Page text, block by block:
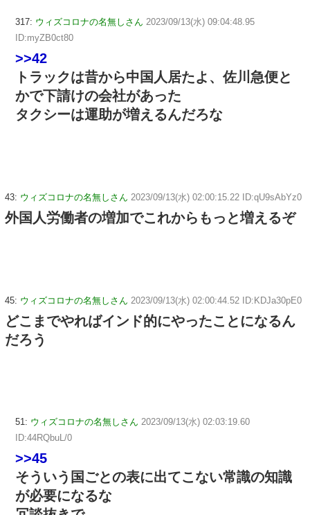
317: ウィズコロナの名無しさん 2023/09/13(水) 09:04:48.95
ID:myZB0ct80
>>42
トラックは昔から中国人居たよ、佐川急便と
かで下請けの会社があった
タクシーは運助が増えるんだろな
43: ウィズコロナの名無しさん 2023/09/13(水) 02:00:15.22 ID:qU9sAbYz0
外国人労働者の増加でこれからもっと増えるぞ
45: ウィズコロナの名無しさん 2023/09/13(水) 02:00:44.52 ID:KDJa30pE0
どこまでやればインド的にやったことになるん
だろう
51: ウィズコロナの名無しさん 2023/09/13(水) 02:03:19.60
ID:44RQbuL/0
>>45
そういう国ごとの表に出てこない常識の知識
が必要になるな